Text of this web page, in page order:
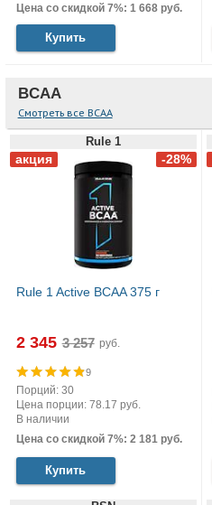
Цена со скидкой 7%: 1 668 руб.
Купить
BCAA
Смотреть все BCAA
Rule 1
Rule 1 Active BCAA 375 г
2 345 руб.
9
Порций: 30
Цена порции: 78.17 руб.
В наличии
Цена со скидкой 7%: 2 181 руб.
Купить